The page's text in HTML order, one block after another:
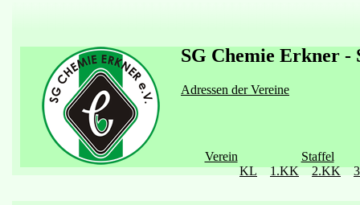
SG Chemie Erkner -
Adressen der Vereine
Verein
Staffel
KL
1.KK 2.KK